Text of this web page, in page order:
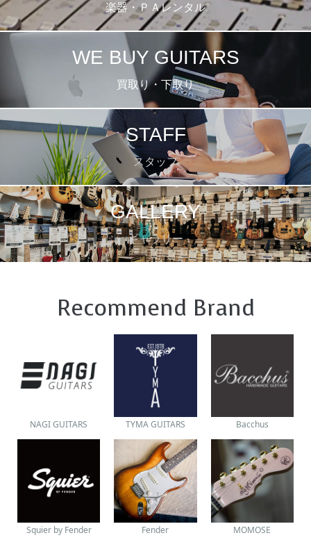
楽器・ＰＡレンタル
WE BUY GUITARS
買取り・下取り
STAFF
スタッフ
GALLERY
ギャラリー
Recommend Brand
NAGI GUITARS TYMA GUITARS Bacchus
Squier by Fender Fender MOMOSE